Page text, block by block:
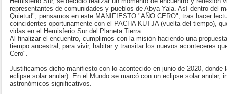
representantes de comunidades y pueblos de Abya Yala. Así dentro del
Quietud"; pensamos en este MANIFIESTO "AÑO CERO", tras hacer
coincidentes oportunamente con el PACHA KUTJA (vuelta del tiempo),
vidas en el Hemisferio Sur del Planeta Tierra.
Al finalizar el encuentro, cumplimos con la misión haciendo una
tiempo ancestral, para vivir, habitar y transitar los nuevos aconteceres
Cero".
Justificamos dicho manifiesto con lo acontecido en junio de 2020, donde
eclipse solar anular). En el Mundo se marcó con un eclipse solar anular,
astronómicos significativos.